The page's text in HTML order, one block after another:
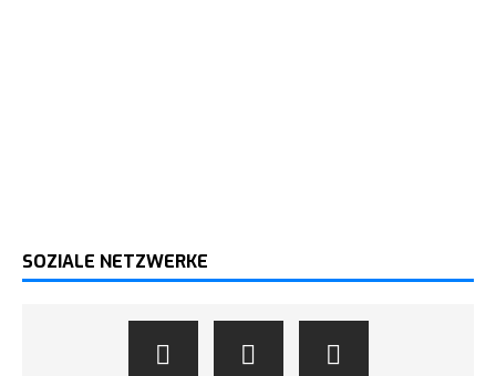
SOZIALE NETZWERKE